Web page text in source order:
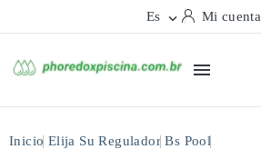
Es  Mi cuenta

Inicio Elija Su Regulador Bs Pool